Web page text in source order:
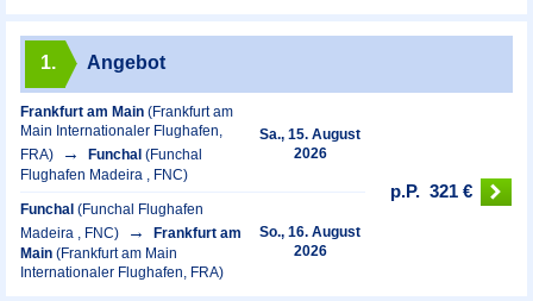
1. Angebot
Frankfurt am Main (Frankfurt am
Main Internationaler Flughafen,
FRA)
Funchal (Funchal
Flughafen Madeira , FNC)
Sa., 15. August
2026
Funchal (Funchal Flughafen
Madeira , FNC)
Frankfurt am
Main (Frankfurt am Main
Internationaler Flughafen, FRA)
So., 16. August
2026
p.P. 321 €